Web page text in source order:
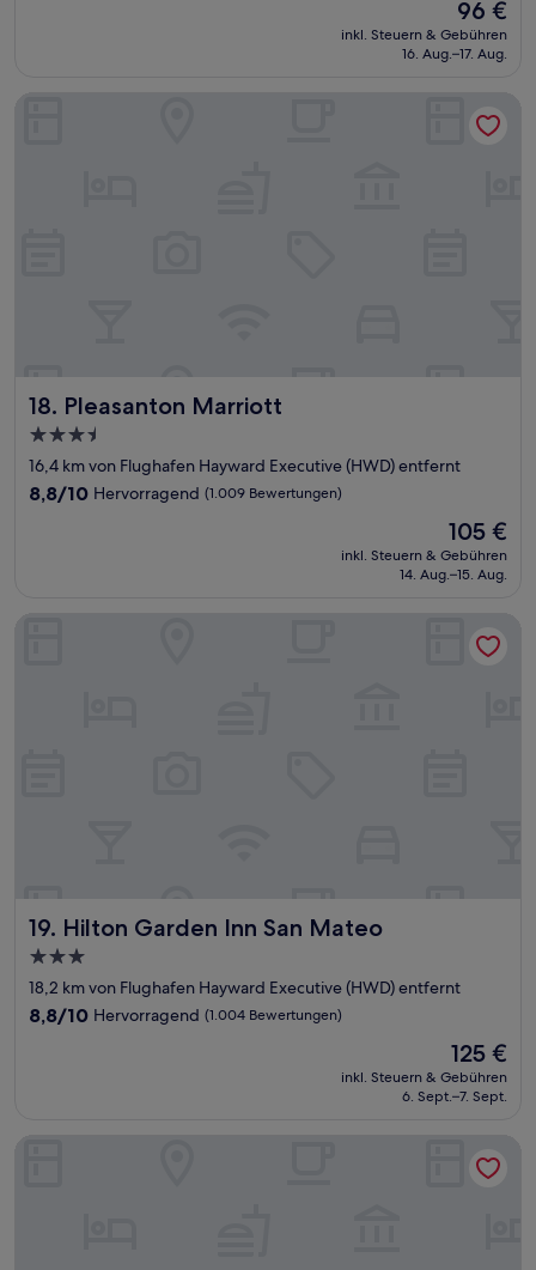
Der
Preis
beträgt
96 €
inkl. Steuern & Gebühren
16. Aug.–17. Aug.
18. Pleasanton Marriott
Pleasanton Marriott
3.5-
Sterne-
Unterkunft
16,4 km von Flughafen Hayward Executive (HWD) entfernt
8.8
8,8/10 Hervorragend (1.009 Bewertungen)
Der
Preis
beträgt
105 €
inkl. Steuern & Gebühren
14. Aug.–15. Aug.
Pleasanton Marriott
19. Hilton Garden Inn San Mateo
Hilton Garden Inn San Mateo
3.0-
Sterne-
Unterkunft
18,2 km von Flughafen Hayward Executive (HWD) entfernt
8.8
8,8/10 Hervorragend (1.004 Bewertungen)
Der
Preis
beträgt
125 €
inkl. Steuern & Gebühren
6. Sept.–7. Sept.
Fairfield Inn & Suites by Marriott Oakland Hayward